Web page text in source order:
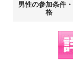
男性の参加条件
格